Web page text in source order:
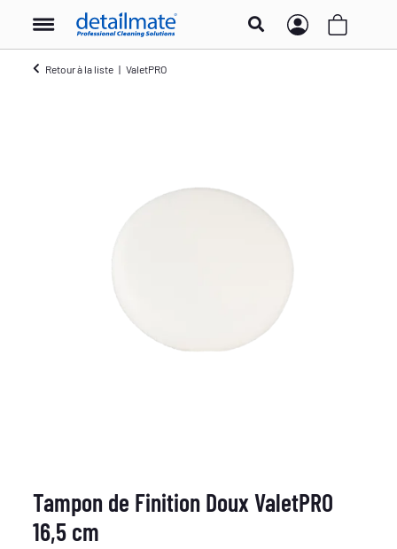
Retour à la liste ValetPRO
Tampon de Finition Doux ValetPRO
16,5 cm